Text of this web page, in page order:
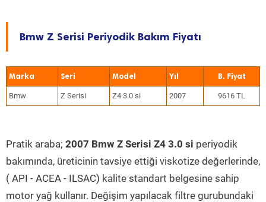
Bmw Z Serisi Periyodik Bakım Fiyatı
Marka Seri Model Yıl
Bmw Z Serisi Z4 3.0 si 2007 9616 TL
Pratik araba; 2007 Bmw Z Serisi Z4 3.0 si periyodik
bakımında, üreticinin tavsiye ettiği viskotize değerlerinde,
( API - ACEA - ILSAC) kalite standart belgesine sahip
motor yağ kullanır. Değişim yapılacak filtre gurubundaki